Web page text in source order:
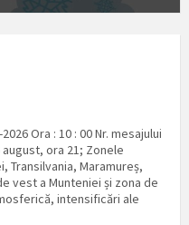
Ora : 10 : 00 Nr. mesajului
august, ora 21; Zonele
Transilvania, Maramureș,
vest a Munteniei și zona de
intensificări ale